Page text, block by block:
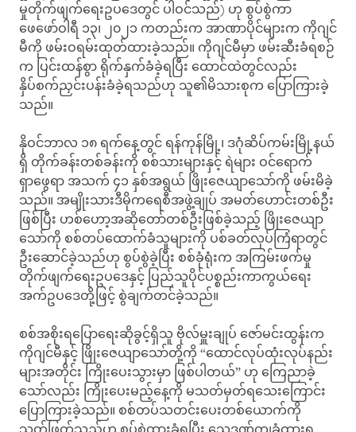
မှုတိုက်ဖျက်ရေးဥပဒေတွင် ပါဝင်သည်) ဟု စွပ်စွဲကာ
ဖေဖော်ဝါရီ ၁၃၊ ၂၀၂၁ ကတည်းက အာဏာပိုင်များက ကိုဂျင်
မီကို ဖမ်းဝရမ်းထုတ်ထားခဲ့သည်။ ကိုဂျင်မီမှာ ဖမ်းဆီးခံရစဉ်
က ပြင်းထန်စွာ ရိုက်နှက်ခံခဲ့ရပြီး ထောင်ထဲတွင်လည်း
နှိပ်စက်ညှင်းပန်းခံခဲ့ရသည်ဟု သူ၏မိသားစုက ပြောကြားခဲ့
သည်။
နိုဝင်ဘာလ ၁၈ ရက်နေ့တွင် ရန်ကုန်မြို့၊ ဒဂုံဆိပ်ကမ်းမြို့နယ်
ရှိ တိုက်ခန်းတစ်ခန်းကို စစ်သားများနှင့် ရဲများ ဝင်ရောက်
ရှာဖွေရာ အသက် ၄၁ နှစ်အရွယ် ဖြိုးဇေယျာသော်ကို ဖမ်းမိခဲ့
သည်။ အမျိုးသားဒီမိုကရေစီအဖွဲ့ချုပ် အမတ်ဟောင်းတစ်ဦး
ဖြစ်ပြီး ဟစ်ဟော့အဆိုတော်တစ်ဦးဖြစ်ခဲ့သည့် ဖြိုးဇေယျာ
သော်ကို စစ်တပ်ထောက်ခံသူများကို ပစ်ခတ်လုပ်ကြံရာတွင်
ဦးဆောင်ခဲ့သည်ဟု စွပ်စွဲခဲ့ပြီး စစ်ခုံရုံးက အကြမ်းဖက်မှု
တိုက်ဖျက်ရေးဥပဒေနှင့် ပြည်သူပိုင်ပစ္စည်းကာကွယ်ရေး
အက်ဥပဒေတို့ဖြင့် စွဲချက်တင်ခဲ့သည်။
စစ်အစိုးရပြောရေးဆိုခွင့်ရှိသူ ဗိုလ်မှူးချုပ် ဇော်မင်းထွန်းက
ကိုဂျင်မီနှင့် ဖြိုးဇေယျာသော်တို့ကို “ထောင်လုပ်ထုံးလုပ်နည်း
များအတိုင်း ကြိုးပေးသွားမှာ ဖြစ်ပါတယ်” ဟု ကြေညာခဲ့
သော်လည်း ကြိုးပေးမည့်နေ့ကို မသတ်မှတ်ရသေးကြောင်း
ပြောကြားခဲ့သည်။ စစ်တပ်သတင်းပေးတစ်ယောက်ကို